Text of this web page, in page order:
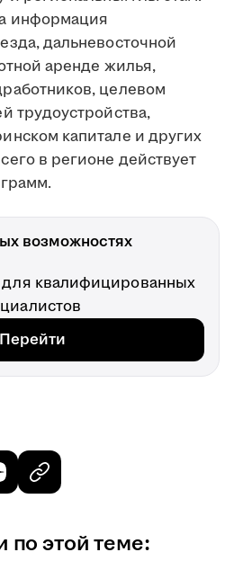
информация
дальневосточной
аренде жилья,
целевом
трудоустройства,
капитале и других
в регионе действует
возможностях
для квалифицированных
Перейти
по этой теме: